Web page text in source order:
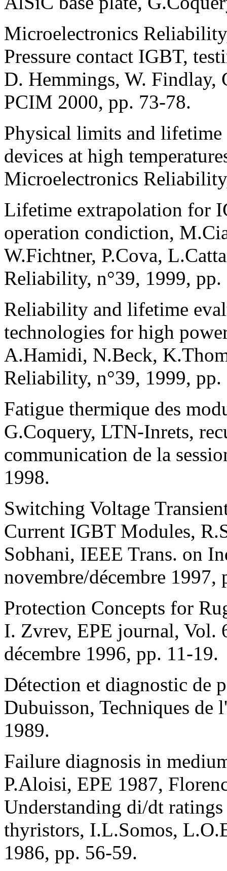
Microelectronics
Pressure contact IGBT,
D. Hemmings, W. Findlay,
PCIM 2000, pp. 73-78.
Physical limits and
devices at high
Microelectronics
Lifetime extrapolation for
operation condiction,
W.Fichtner, P.Cova,
Reliability, n°39, 1999,
Reliability and lifetime
technologies for high
A.Hamidi, N.Beck,
Reliability, n°39, 1999, pp.
Fatigue thermique des
G.Coquery, LTN-Inrets,
communication de la
1998.
Switching Voltage
Current IGBT Modules,
Sobhani, IEEE Trans. on
novembre/décembre 1997,
Protection Concepts for
I. Zvrev, EPE journal, Vol.
décembre 1996, pp. 11-19.
Détection et diagnostic de
Dubuisson, Techniques de
1989.
Failure diagnosis in
P.Aloisi, EPE 1987,
Understanding di/dt
thyristors, I.L.Somos,
1986, pp. 56-59.